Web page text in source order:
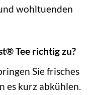
wohltuenden
Tee richtig zu?
Sie frisches
es kurz abkühlen.